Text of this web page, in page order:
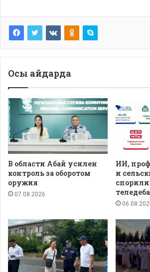
Осы айдарда
В области Абай усилен
контроль за оборотом
оружия
07.08.2026
ИИ,
и